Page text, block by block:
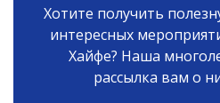
Хотите получить
интересных
Хайфе? Наша
рассылка вам о